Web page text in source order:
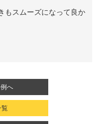
もスムーズになって良か
へ